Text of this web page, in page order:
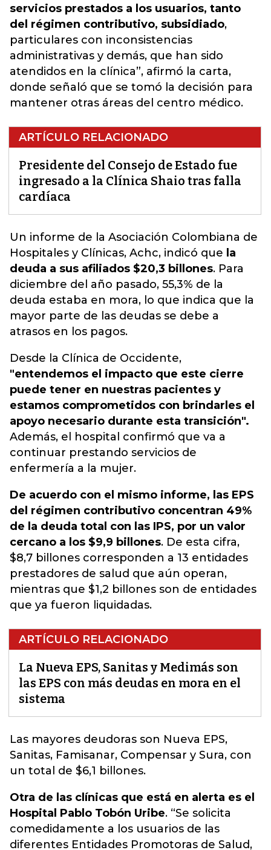
servicios prestados a los usuarios, tanto
del régimen contributivo, subsidiado,
particulares con inconsistencias
administrativas y demás, que han sido
atendidos en la clínica”, afirmó la carta,
donde señaló que se tomó la decisión para
mantener otras áreas del centro médico.
ARTÍCULO RELACIONADO
Presidente del Consejo de Estado fue
ingresado a la Clínica Shaio tras falla
cardíaca
Un informe de la Asociación Colombiana de
Hospitales y Clínicas, Achc, indicó que la
deuda a sus afiliados $20,3 billones. Para
diciembre del año pasado, 55,3% de la
deuda estaba en mora, lo que indica que la
mayor parte de las deudas se debe a
atrasos en los pagos.
Desde la Clínica de Occidente,
"entendemos el impacto que este cierre
puede tener en nuestras pacientes y
estamos comprometidos con brindarles el
apoyo necesario durante esta transición".
Además, el hospital confirmó que va a
continuar prestando servicios de
enfermería a la mujer.
De acuerdo con el mismo informe, las EPS
del régimen contributivo concentran 49%
de la deuda total con las IPS, por un valor
cercano a los $9,9 billones. De esta cifra,
$8,7 billones corresponden a 13 entidades
prestadores de salud que aún operan,
mientras que $1,2 billones son de entidades
que ya fueron liquidadas.
ARTÍCULO RELACIONADO
La Nueva EPS, Sanitas y Medimás son
las EPS con más deudas en mora en el
sistema
Las mayores deudoras son Nueva EPS,
Sanitas, Famisanar, Compensar y Sura, con
un total de $6,1 billones.
Otra de las clínicas que está en alerta es el
Hospital Pablo Tobón Uribe. “Se solicita
comedidamente a los usuarios de las
diferentes Entidades Promotoras de Salud,